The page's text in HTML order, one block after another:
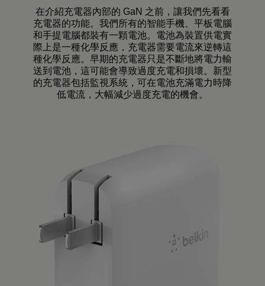
在介紹充電器內部的 GaN 之前，讓我們先看看
充電器的功能。我們所有的智能手機、平板電腦
和手提電腦都裝有一顆電池。電池為裝置供電實
際上是一種化學反應，充電器需要電流來逆轉這
種化學反應。早期的充電器只是不斷地將電力輸
送到電池，這可能會導致過度充電和損壞。新型
的充電器包括監視系統，可在電池充滿電力時降
低電流，大幅減少過度充電的機會。